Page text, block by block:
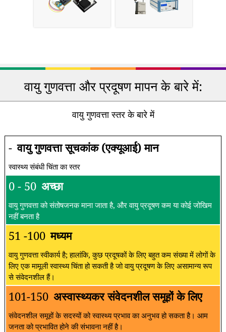
वायु गुणवत्ता और प्रदूषण मापन के बारे में:
वायु गुणवत्ता स्तर के बारे में
- वायु गुणवत्ता सूचकांक (एक्यूआई) मान
स्वास्थ्य संबंधी चिंता का स्तर
0 - 50 अच्छा
वायु गुणवत्ता को संतोषजनक माना जाता है, और वायु प्रदूषण कम या कोई जोखिम
नहीं बनता है
51 -100 मध्यम
वायु गुणवत्ता स्वीकार्य है; हालांकि, कुछ प्रदूषकों के लिए बहुत कम संख्या में लोगों के
लिए एक मामूली स्वास्थ्य चिंता हो सकती है जो वायु प्रदूषण के लिए असामान्य रूप
से संवेदनशील हैं।
101-150 अस्वास्थ्यकर संवेदनशील समूहों के लिए
संवेदनशील समूहों के सदस्यों को स्वास्थ्य प्रभाव का अनुभव हो सकता है। आम
जनता को प्रभावित होने की संभावना नहीं है।